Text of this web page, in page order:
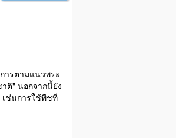
ารตามแนวพระ
ติ" นอกจากนี้ยัง
ช่นการใช้พืชที่